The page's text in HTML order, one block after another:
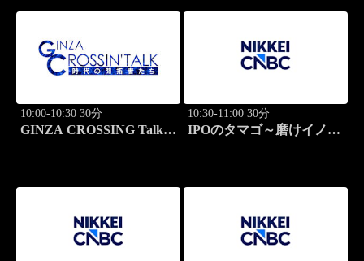
10:00-10:30 30分
GINZA CROSSING Talk
10:30-11:00 30分
IPOのタマゴ～磨けイノベ